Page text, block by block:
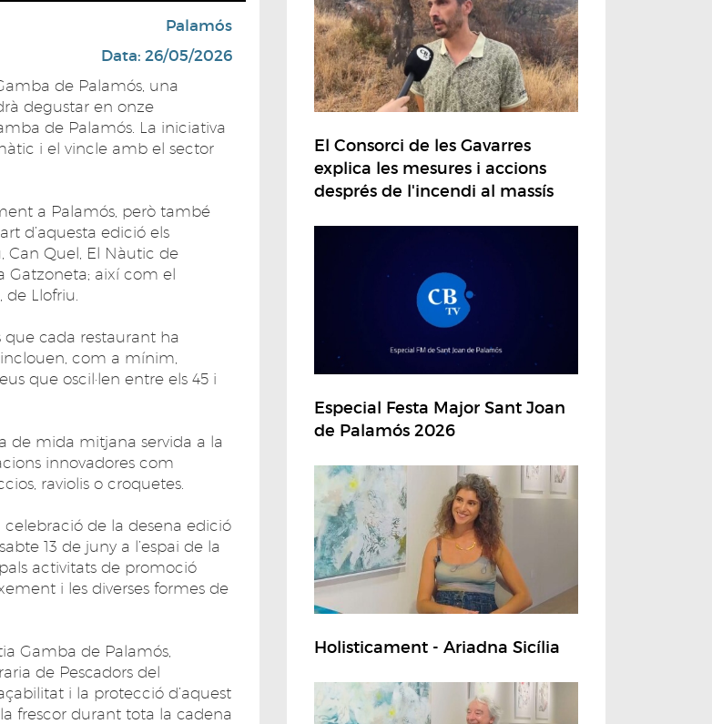
Palamós
Data: 26/05/2026
de Palamós, una
degustar en onze
de Palamós. La iniciativa
i el vincle amb el sector
a Palamós, però també
d’aquesta edició els
Can Quel, El Nàutic de
Gatzoneta; així com el
de Llofriu.
que cada restaurant ha
com a mínim,
que oscil·len entre els 45 i
de mida mitjana servida a la
innovadores com
raviolis o croquetes.
de la desena edició
13 de juny a l’espai de la
activitats de promoció
i les diverses formes de
Gamba de Palamós,
de Pescadors del
i la protecció d’aquest
frescor durant tota la cadena
El Consorci de les Gavarres
explica les mesures i accions
després de l'incendi al massís
Especial Festa Major Sant Joan
de Palamós 2026
Holisticament - Ariadna Sicília